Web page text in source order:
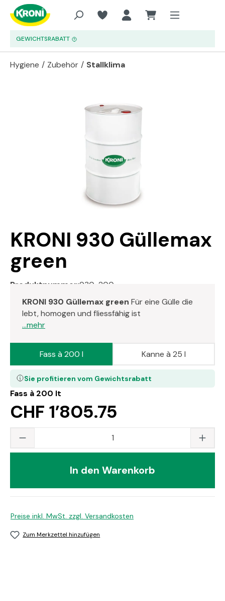
Zum Hauptinhalt springen
GEWICHTSRABATT
Hygiene / Zubehör / Stallklima
Bildergalerie überspringen
KRONI 930 Güllemax
green
Produktnummer:930-200
KRONI 930 Güllemax green Für eine Gülle die
lebt, homogen und fliessfähig ist
...mehr
Fass à 200 lt
CHF 1’805.75
Sie profitieren vom Gewichtsrabatt
Fass à 200 l Kanne à 25 l
Produkt Anzahl: Gib den gewünschten
In den Warenkorb
Preise inkl. MwSt. zzgl. Versandkosten
Zum Merkzettel hinzufügen